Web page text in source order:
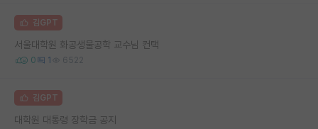
김GPT
서울대학원 화공생물공학 교수님 컨택
0 1 6522
김GPT
대학원 대통령 장학금 공지